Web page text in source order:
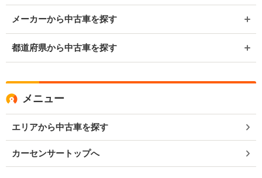
メーカーから中古車を探す
都道府県から中古車を探す
メニュー
エリアから中古車を探す
カーセンサートップへ